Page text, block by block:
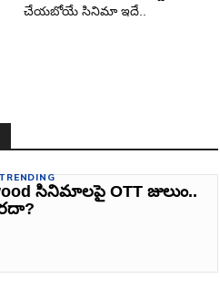
చేయబోయే సినిమా ఇదే..
సినిమాలపై OTT జులుం..